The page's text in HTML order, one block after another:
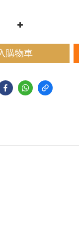
購物車